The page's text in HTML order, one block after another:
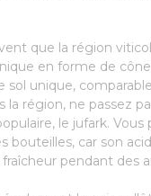
que la région
en forme de
unique,
la région, ne passez
le jufark.
bouteilles, car son
pendant des